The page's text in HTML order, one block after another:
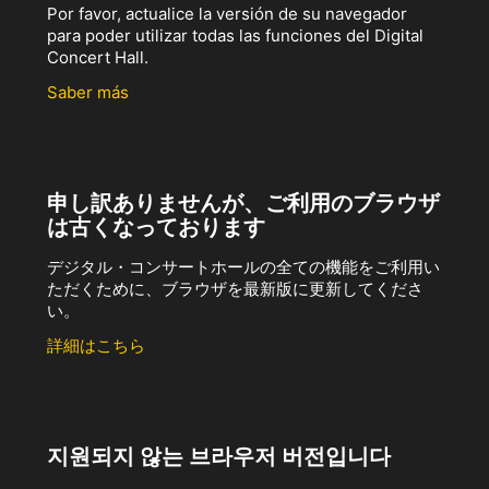
Por favor, actualice la versión de su navegador
para poder utilizar todas las funciones del Digital
Concert Hall.
Saber más
申し訳ありませんが、ご利用のブラウザ
は古くなっております
デジタル・コンサートホールの全ての機能をご利用い
ただくために、ブラウザを最新版に更新してくださ
い。
詳細はこちら
지원되지 않는 브라우저 버전입니다